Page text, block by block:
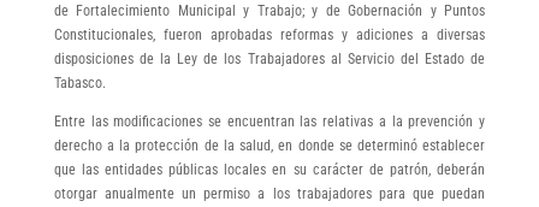
de Fortalecimiento Municipal y Trabajo; y de Gobernación y Puntos
Constitucionales, fueron aprobadas reformas y adiciones a diversas
disposiciones de la Ley de los Trabajadores al Servicio del Estado de
Tabasco.
Entre las modificaciones se encuentran las relativas a la prevención y
derecho a la protección de la salud, en donde se determinó establecer
que las entidades públicas locales en su carácter de patrón, deberán
otorgar anualmente un permiso a los trabajadores para que puedan